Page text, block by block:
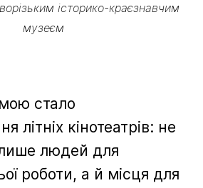
історико-краєзнавчим
музеєм
стало
літніх кінотеатрів: не
людей для
роботи, а й місця для